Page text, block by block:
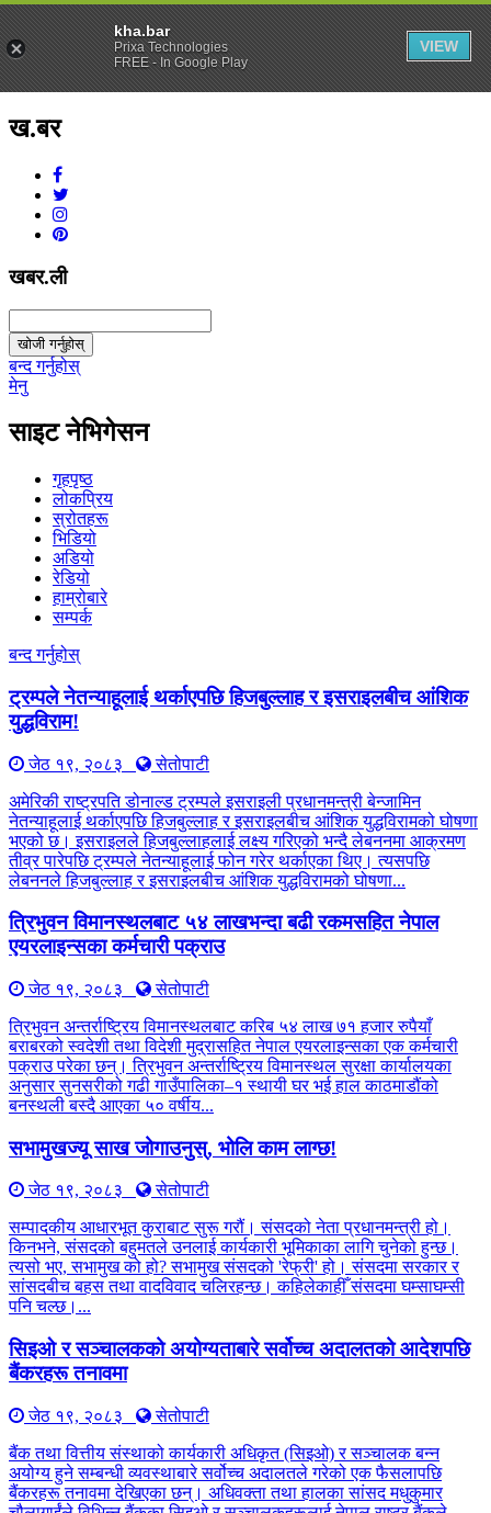
ख.बर
खबर.ली
खोजी गर्नुहोस्
बन्द गर्नुहोस्
मेनु
साइट नेभिगेसन
गृहपृष्ठ
लोकप्रिय
स्रोतहरू
भिडियो
अडियो
रेडियो
हाम्रोबारे
सम्पर्क
बन्द गर्नुहोस्
ट्रम्पले नेतन्याहूलाई थर्काएपछि हिजबुल्लाह र इसराइलबीच आंशिक
युद्धविराम!
जेठ १९, २०८३
सेतोपाटी
अमेरिकी राष्ट्रपति डोनाल्ड ट्रम्पले इसराइली प्रधानमन्त्री बेन्जामिन
नेतन्याहूलाई थर्काएपछि हिजबुल्लाह र इसराइलबीच आंशिक युद्धविरामको घोषणा
भएको छ। इसराइलले हिजबुल्लाहलाई लक्ष्य गरिएको भन्दै लेबननमा आक्रमण
तीव्र पारेपछि ट्रम्पले नेतन्याहूलाई फोन गरेर थर्काएका थिए। त्यसपछि
लेबननले हिजबुल्लाह र इसराइलबीच आंशिक युद्धविरामको घोषणा...
त्रिभुवन विमानस्थलबाट ५४ लाखभन्दा बढी रकमसहित नेपाल
एयरलाइन्सका कर्मचारी पक्राउ
जेठ १९, २०८३
सेतोपाटी
त्रिभुवन अन्तर्राष्ट्रिय विमानस्थलबाट करिब ५४ लाख ७१ हजार रुपैयाँ
बराबरको स्वदेशी तथा विदेशी मुद्रासहित नेपाल एयरलाइन्सका एक कर्मचारी
पक्राउ परेका छन्। त्रिभुवन अन्तर्राष्ट्रिय विमानस्थल सुरक्षा कार्यालयका
अनुसार सुनसरीको गढी गाउँपालिका–१ स्थायी घर भई हाल काठमाडौंको
बनस्थली बस्दै आएका ५० वर्षीय...
सभामुखज्यू साख जोगाउनुस्, भोलि काम लाग्छ!
जेठ १९, २०८३
सेतोपाटी
सम्पादकीय आधारभूत कुराबाट सुरू गरौं। संसदको नेता प्रधानमन्त्री हो।
किनभने, संसदको बहुमतले उनलाई कार्यकारी भूमिकाका लागि चुनेको हुन्छ।
त्यसो भए, सभामुख को हो? सभामुख संसदको 'रेफ्री' हो। संसदमा सरकार र
सांसदबीच बहस तथा वादविवाद चलिरहन्छ। कहिलेकाहीँ संसदमा घम्साघम्सी
पनि चल्छ।...
सिइओ र सञ्चालकको अयोग्यताबारे सर्वोच्च अदालतको आदेशपछि
बैंकरहरू तनावमा
जेठ १९, २०८३
सेतोपाटी
बैंक तथा वित्तीय संस्थाको कार्यकारी अधिकृत (सिइओ) र सञ्चालक बन्न
अयोग्य हुने सम्बन्धी व्यवस्थाबारे सर्वोच्च अदालतले गरेको एक फैसलापछि
बैंकरहरू तनावमा देखिएका छन्। अधिवक्ता तथा हालका सांसद मधुकुमार
kha.bar
Prixa Technologies
FREE - In Google Play
VIEW